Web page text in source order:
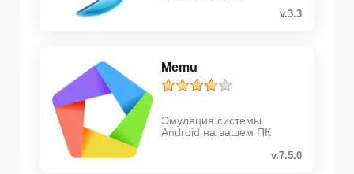
v.3.3
Memu
Эмуляция системы
Android на вашем ПК
v.7.5.0